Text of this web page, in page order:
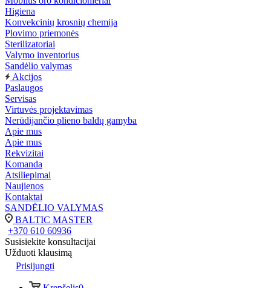
Higiena
Konvekcinių krosnių chemija
Plovimo priemonės
Sterilizatoriai
Valymo inventorius
Sandėlio valymas
Akcijos
Paslaugos
Servisas
Virtuvės projektavimas
Nerūdijančio plieno baldų gamyba
Apie mus
Apie mus
Rekvizitai
Komanda
Atsiliepimai
Naujienos
Kontaktai
SANDĖLIO VALYMAS
BALTIC MASTER
+370 610 60936
Susisiekite konsultacijai
Užduoti klausimą
Prisijungti